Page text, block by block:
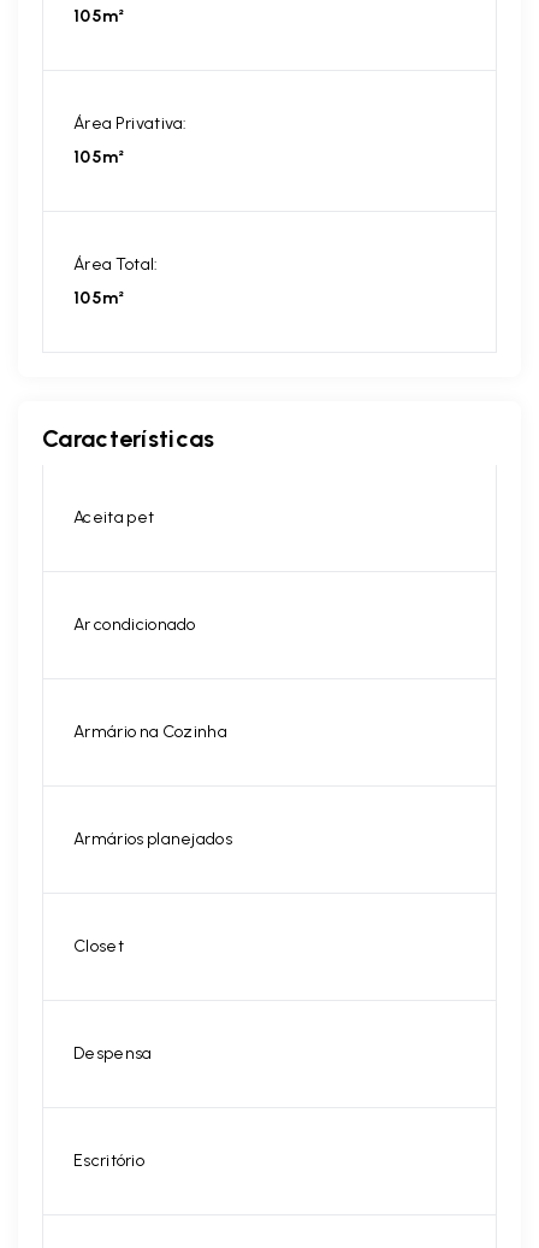
105m²
Área Privativa:
105m²
Área Total:
105m²
Características
Aceita pet
Ar condicionado
Armário na Cozinha
Armários planejados
Closet
Despensa
Escritório